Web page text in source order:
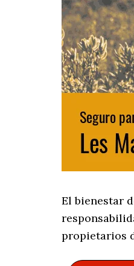
El bienestar
propietarios